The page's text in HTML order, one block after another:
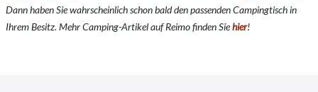
Dann haben Sie wahrscheinlich schon bald den passenden Campingtisch in
Ihrem Besitz. Mehr Camping-Artikel auf Reimo finden Siehier!